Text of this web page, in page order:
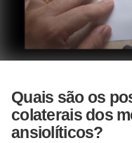
Quais são os
colaterais dos
ansiolíticos?